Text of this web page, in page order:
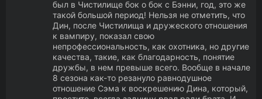
был в Чистилище бок о бок с Бэнни, год, это же
такой большой период! Нельзя не отметить, что
Дин, после Чистилища и дружеского отношения
к вампиру, показал свою
непрофессиональность, как охотника, но другие
качества, такие, как благодарность, понятие
дружбы, в нем превыше всего. Вообще в начале
8 сезона как-то резануло равнодушное
отношение Сэма к воскрешению Дина, который,